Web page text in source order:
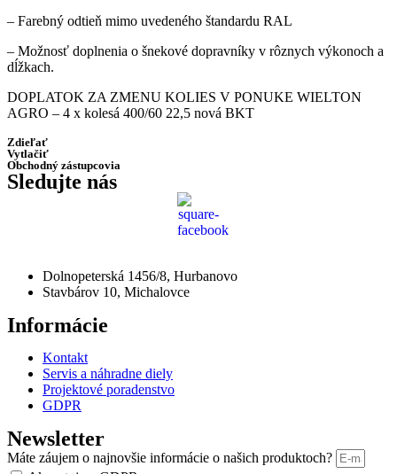
– Farebný odtieň mimo uvedeného štandardu RAL
– Možnosť doplnenia o šnekové dopravníky v rôznych výkonoch a
dĺžkach.
DOPLATOK ZA ZMENU KOLIES V PONUKE WIELTON
AGRO – 4 x kolesá 400/60 22,5 nová BKT
Zdieľať
Vytlačiť
Obchodný zástupcovia
Sledujte nás
Dolnopeterská 1456/8, Hurbanovo
Stavbárov 10, Michalovce
Informácie
Kontakt
Servis a náhradne diely
Projektové poradenstvo
GDPR
Newsletter
Máte záujem o najnovšie informácie o našich produktoch?